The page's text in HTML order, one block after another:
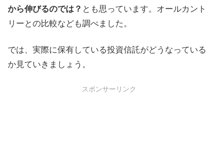
から伸びるのでは？ とも思っています。オールカント
リーとの比較なども調べました。
では、実際に保有している投資信託がどうなっている
か見ていきましょう。
スポンサーリンク